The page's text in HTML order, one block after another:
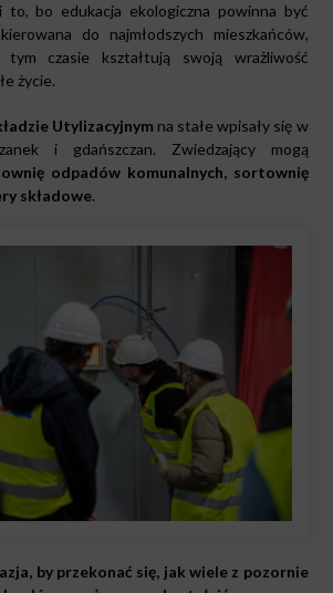
to, bo edukacja ekologiczna powinna być
do najmłodszych mieszkańców,
czasie kształtują swoją wrażliwość
życie.
Utylizacyjnym na stałe wpisały się w
i gdańszczan. Zwiedzający mogą
odpadów komunalnych, sortownię
składowe.
by przekonać się, jak wiele z pozornie